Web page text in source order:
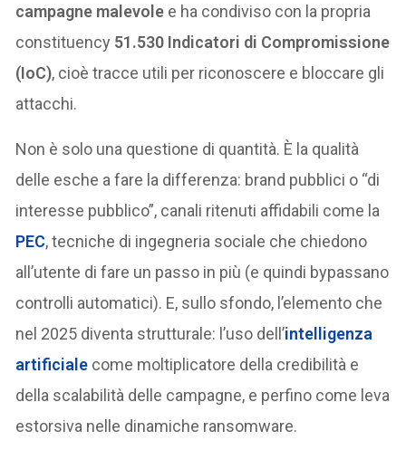
campagne malevole e ha condiviso con la propria
constituency 51.530 Indicatori di Compromissione
(IoC), cioè tracce utili per riconoscere e bloccare gli
attacchi.
Non è solo una questione di quantità. È la qualità
delle esche a fare la differenza: brand pubblici o “di
interesse pubblico”, canali ritenuti affidabili come la
PEC, tecniche di ingegneria sociale che chiedono
all’utente di fare un passo in più (e quindi bypassano
controlli automatici). E, sullo sfondo, l’elemento che
nel 2025 diventa strutturale: l’uso dell’intelligenza
artificiale come moltiplicatore della credibilità e
della scalabilità delle campagne, e perfino come leva
estorsiva nelle dinamiche ransomware.